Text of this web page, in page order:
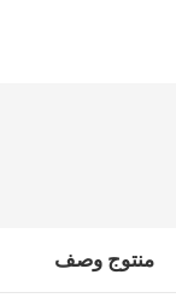
منتوج وصف